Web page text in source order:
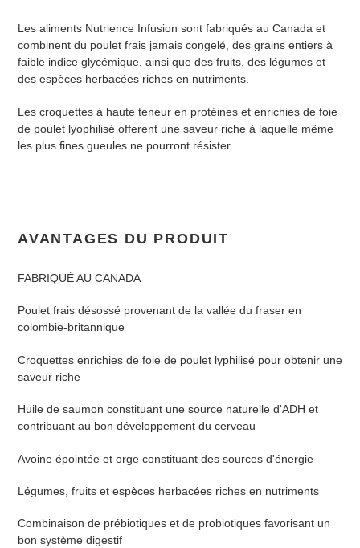
Les aliments Nutrience Infusion sont fabriqués au Canada et
combinent du poulet frais jamais congelé, des grains entiers à
faible indice glycémique, ainsi que des fruits, des légumes et
des espèces herbacées riches en nutriments.
Les croquettes à haute teneur en protéines et enrichies de foie
de poulet lyophilisé offerent une saveur riche à laquelle même
les plus fines gueules ne pourront résister.
AVANTAGES DU PRODUIT
FABRIQUÉ AU CANADA
Poulet frais désossé provenant de la vallée du fraser en
colombie-britannique
Croquettes enrichies de foie de poulet lyphilisé pour obtenir une
saveur riche
Huile de saumon constituant une source naturelle d'ADH et
contribuant au bon développement du cerveau
Avoine épointée et orge constituant des sources d'énergie
Légumes, fruits et espèces herbacées riches en nutriments
Combinaison de prébiotiques et de probiotiques favorisant un
bon système digestif